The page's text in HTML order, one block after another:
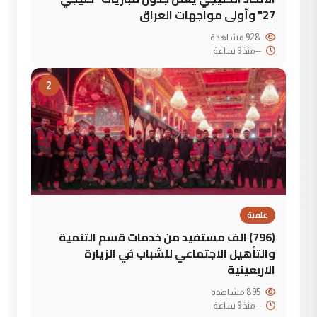
27" وأولى مواجهات العراق
--منذ 9 ساعة
2
علمية
(796) الف مستفيد من خدمات قسم التنمية
والتأهيل الاجتماعي للشباب في الزيارة
الاربعينية
--منذ 9 ساعة